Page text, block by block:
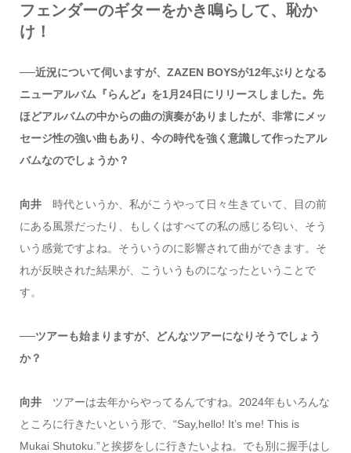
フェンダーのギターをかき鳴らして、恥か
け！
──近況について伺いますが、ZAZEN BOYSが12年ぶりとなる
ニューアルバム『らんど』を1月24日にリリースしました。先
ほどアルバムの中からの曲の演奏がありましたが、非常にメッ
セージ性の強い曲もあり、今の時代を強く意識して作ったアル
バムなのでしょうか？
向井時代というか、私がこうやって日々生きていて、目の前
にある風景だったり、もしくはすべての私の感じる匂い、そう
いう感覚ですよね。そういうのに影響されて曲ができます。そ
れが反映された結果が、こういうものになったということで
す。
──ツアーも始まりますが、どんなツアーになりそうでしょう
か？
向井ツアーは去年からやってるんですね。2024年もいろんな
ところに行きたいという形で、“Say,hello! It’s me! This is
Mukai Shutoku.”と挨拶をしに行きたいよね。でも別に握手はし